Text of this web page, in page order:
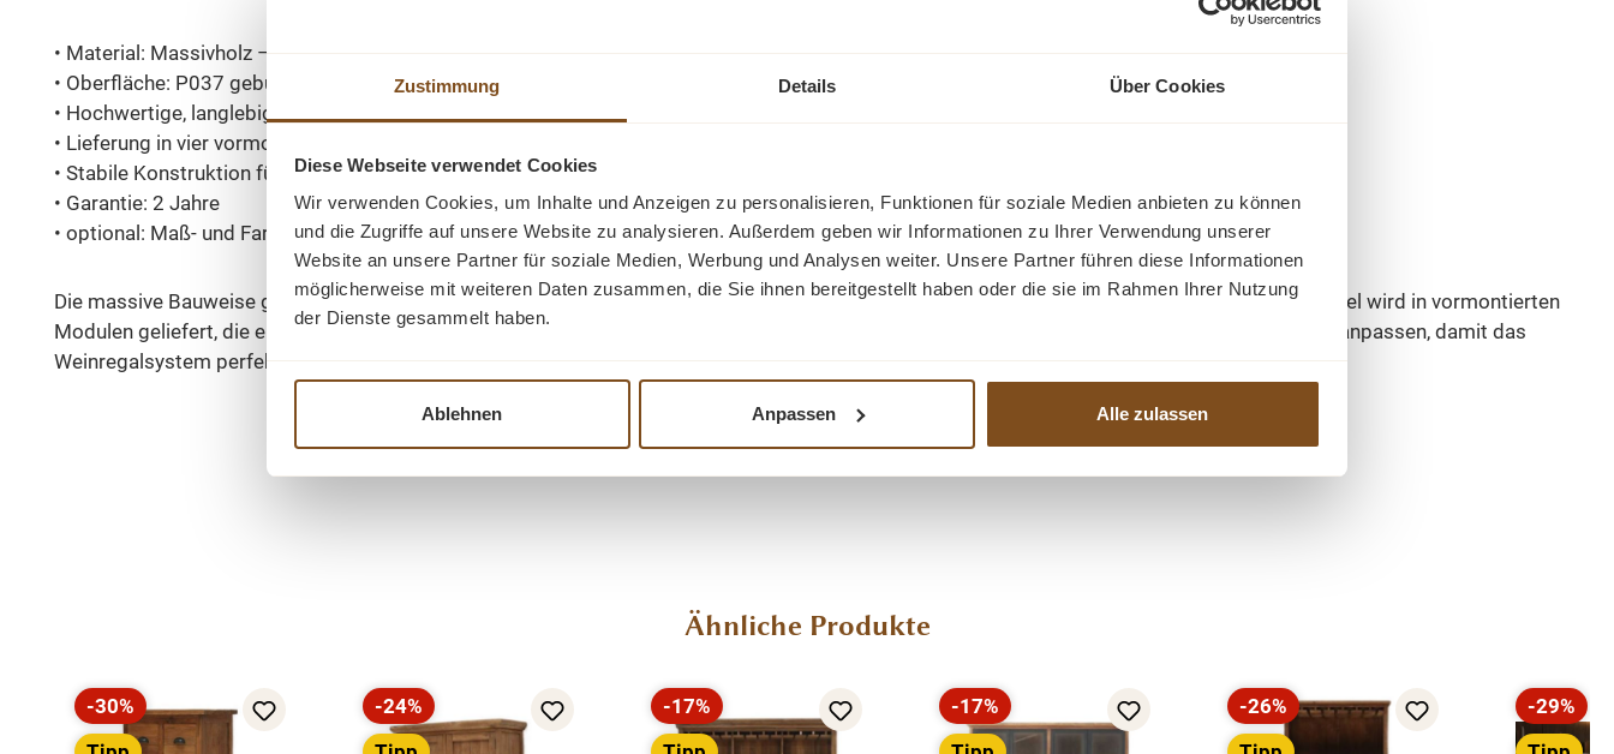
Zustimmung Details Über Cookies
Diese Webseite verwendet Cookies
Wir verwenden Cookies, um Inhalte und Anzeigen zu personalisieren, Funktionen für soziale Medien anbieten zu können
und die Zugriffe auf unsere Website zu analysieren. Außerdem geben wir Informationen zu Ihrer Verwendung unserer
Website an unsere Partner für soziale Medien, Werbung und Analysen weiter. Unsere Partner führen diese Informationen
möglicherweise mit weiteren Daten zusammen, die Sie ihnen bereitgestellt haben oder die sie im Rahmen Ihrer Nutzung
der Dienste gesammelt haben.
Ablehnen Anpassen Alle zulassen
• Material: Massivholz – Eiche
• Oberfläche: P037 gebürstet, natürliches Finish
• Hochwertige, langlebige Premium-Verarbeitung
• Lieferung in vier vormontierten Modulen – einfache Handhabung
• Stabile Konstruktion für professionelle Lagerung
• Garantie: 2 Jahre
• optional: Maß- und Farbanfertigung verfügbar
Die massive Bauweise garantiert maximale Stabilität und Langlebigkeit – entwickelt für eine sichere und professionelle Weinlagerung. Das Möbel wird in vormontierten
Modulen geliefert, die eine einfache Platzierung und Installation ermöglichen. Auf Wunsch lassen sich sowohl Maße als auch Farben individuell anpassen, damit das
Weinregalsystem perfekt mit Ihrem Raumkonzept harmoniert.
Ähnliche Produkte
Rabatt
-30%
Rabatt
-24%
Rabatt
-17%
Rabatt
-17%
Rabatt
-26%
Rabatt
-29%